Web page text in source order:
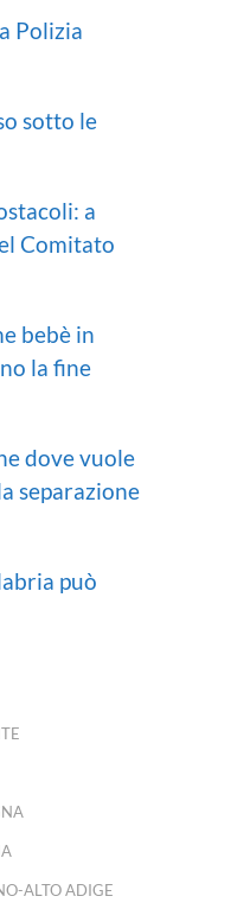
Polizia
sotto le
a
Comitato
bebè in
la fine
dove vuole
separazione
può
ALTO ADIGE